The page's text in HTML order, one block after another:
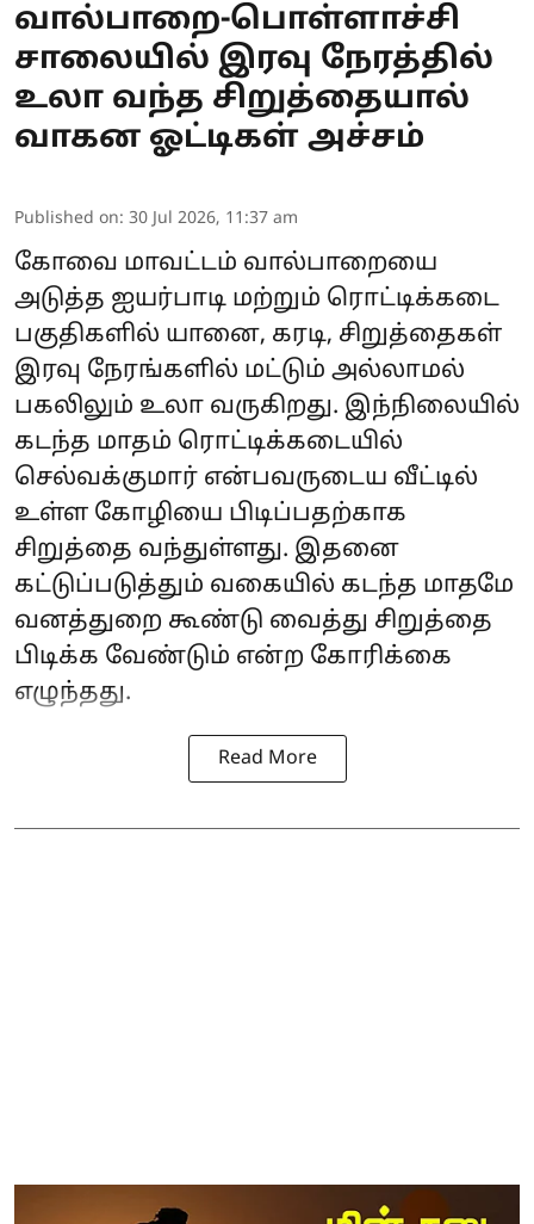
வால்பாறை-பொள்ளாச்சி
சாலையில் இரவு நேரத்தில்
உலா வந்த சிறுத்தையால்
வாகன ஓட்டிகள் அச்சம்
Published on: 30 Jul 2026, 11:37 am
கோவை மாவட்டம் வால்பாறையை
அடுத்த ஐயர்பாடி மற்றும் ரொட்டிக்கடை
பகுதிகளில் யானை, கரடி, சிறுத்தைகள்
இரவு நேரங்களில் மட்டும் அல்லாமல்
பகலிலும் உலா வருகிறது. இந்நிலையில்
கடந்த மாதம் ரொட்டிக்கடையில்
செல்வக்குமார் என்பவருடைய வீட்டில்
உள்ள கோழியை பிடிப்பதற்காக
சிறுத்தை வந்துள்ளது. இதனை
கட்டுப்படுத்தும் வகையில் கடந்த மாதமே
வனத்துறை கூண்டு வைத்து சிறுத்தை
பிடிக்க வேண்டும் என்ற கோரிக்கை
எழுந்தது.
Read More